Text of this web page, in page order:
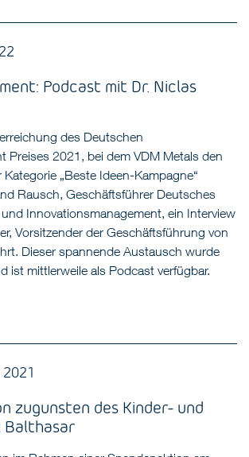
Podcast mit Dr. Niclas
des Deutschen
Preises 2021, bei dem VDM Metals den
„Beste Ideen-Kampagne“
Rausch, Geschäftsführer Deutsches
Innovationsmanagement, ein Interview
Vorsitzender der Geschäftsführung von
Dieser spannende Austausch wurde
ist mittlerweile als Podcast verfügbar.
zugunsten des Kinder- und
Balthasar